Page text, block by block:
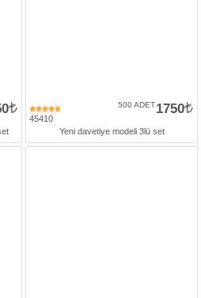
45410
1750
500 ADET
Yeni davetiye modeli 3lü set